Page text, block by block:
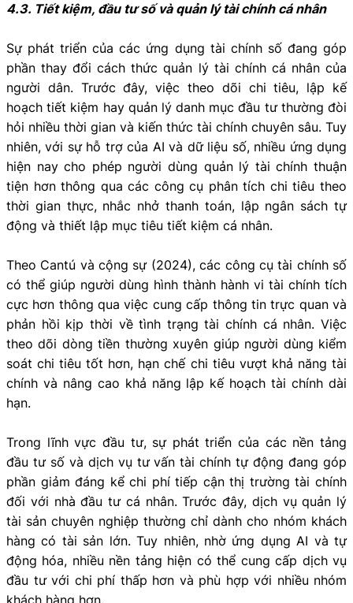
4.3. Tiết kiệm, đầu tư số và quản lý tài chính cá nhân
Sự phát triển của các ứng dụng tài chính số đang góp
phần thay đổi cách thức quản lý tài chính cá nhân của
người dân. Trước đây, việc theo dõi chi tiêu, lập kế
hoạch tiết kiệm hay quản lý danh mục đầu tư thường đòi
hỏi nhiều thời gian và kiến thức tài chính chuyên sâu. Tuy
nhiên, với sự hỗ trợ của AI và dữ liệu số, nhiều ứng dụng
hiện nay cho phép người dùng quản lý tài chính thuận
tiện hơn thông qua các công cụ phân tích chi tiêu theo
thời gian thực, nhắc nhở thanh toán, lập ngân sách tự
động và thiết lập mục tiêu tiết kiệm cá nhân.
Theo Cantú và cộng sự (2024), các công cụ tài chính số
có thể giúp người dùng hình thành hành vi tài chính tích
cực hơn thông qua việc cung cấp thông tin trực quan và
phản hồi kịp thời về tình trạng tài chính cá nhân. Việc
theo dõi dòng tiền thường xuyên giúp người dùng kiểm
soát chi tiêu tốt hơn, hạn chế chi tiêu vượt khả năng tài
chính và nâng cao khả năng lập kế hoạch tài chính dài
hạn.
Trong lĩnh vực đầu tư, sự phát triển của các nền tảng
đầu tư số và dịch vụ tư vấn tài chính tự động đang góp
phần giảm đáng kể chi phí tiếp cận thị trường tài chính
đối với nhà đầu tư cá nhân. Trước đây, dịch vụ quản lý
tài sản chuyên nghiệp thường chỉ dành cho nhóm khách
hàng có tài sản lớn. Tuy nhiên, nhờ ứng dụng AI và tự
động hóa, nhiều nền tảng hiện có thể cung cấp dịch vụ
đầu tư với chi phí thấp hơn và phù hợp với nhiều nhóm
khách hàng hơn.